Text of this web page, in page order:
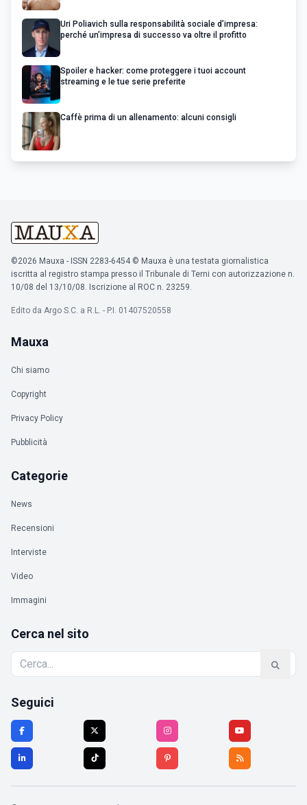
Uri Poliavich sulla responsabilità sociale d’impresa:
perché un’impresa di successo va oltre il profitto
Spoiler e hacker: come proteggere i tuoi account
streaming e le tue serie preferite
Caffè prima di un allenamento: alcuni consigli
©2026 Mauxa - ISSN 2283-6454 © Mauxa è una testata giornalistica
iscritta al registro stampa presso il Tribunale di Terni con autorizzazione n.
10/08 del 13/10/08. Iscrizione al ROC n. 23259.
Edito da Argo S.C. a R.L. - P.I. 01407520558
Mauxa
Chi siamo
Copyright
Privacy Policy
Pubblicità
Categorie
News
Recensioni
Interviste
Video
Immagini
Cerca nel sito
Seguici